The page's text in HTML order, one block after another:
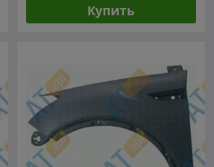
Купить